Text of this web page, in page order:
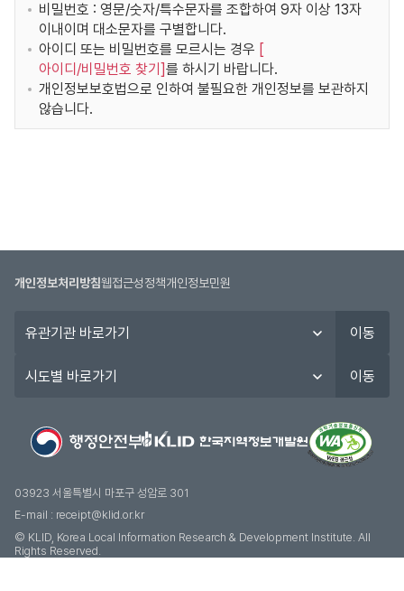
비밀번호 : 영문/숫자/특수문자를 조합하여 9자 이상 13자
이내이며 대소문자를 구별합니다.
아이디 또는 비밀번호를 모르시는 경우 [
아이디/비밀번호 찾기 ]를 하시기 바랍니다.
개인정보보호법으로 인하여 불필요한 개인정보를 보관하지
않습니다.
개인정보처리방침웹접근성정책개인정보민원
관
이동
도
기
이동
03923 서울특별시 마포구 성암로 301
E-mail : receipt@klid.or.kr
© KLID, Korea Local Information Research & Development Institute. AII
Rights Reserved.